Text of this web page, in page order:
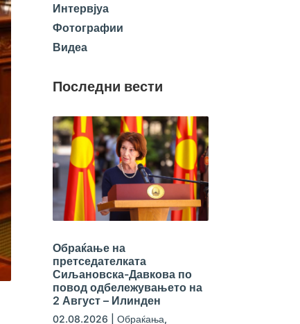
Интервјуа
Фотографии
Видеа
Последни вести
Обраќање на
претседателката
Сиљановска-Давкова по
повод одбележувањето на
2 Август – Илинден
02.08.2026 Обраќања,